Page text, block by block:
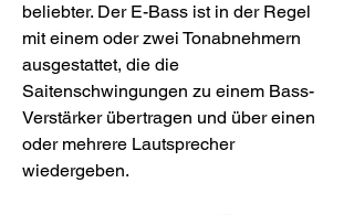
beliebter. Der E-Bass ist in der Regel
mit einem oder zwei Tonabnehmern
ausgestattet, die die
Saitenschwingungen zu einem Bass-
Verstärker übertragen und über einen
oder mehrere Lautsprecher
wiedergeben.